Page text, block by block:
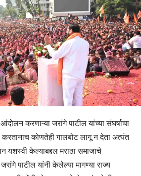
करणाऱ्या जरांगे पाटील यांच्या संघर्षाचा
कोणतेही गालबोट लागू न देता अत्यंत
यशस्वी केल्याबद्दल मराठा समाजाचे
पाटील यांनी केलेल्या मागण्या राज्य